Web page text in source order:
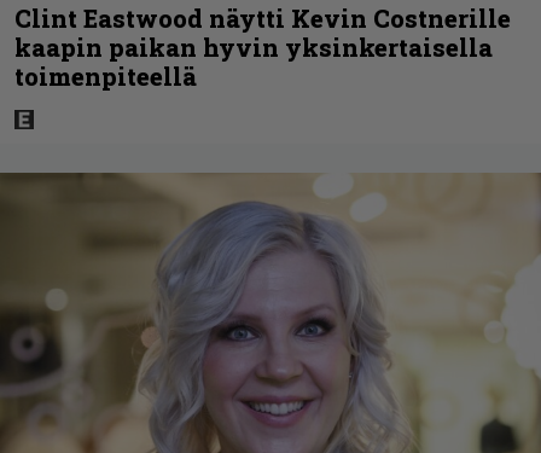
Clint Eastwood näytti Kevin Costnerille
kaapin paikan hyvin yksinkertaisella
toimenpiteellä